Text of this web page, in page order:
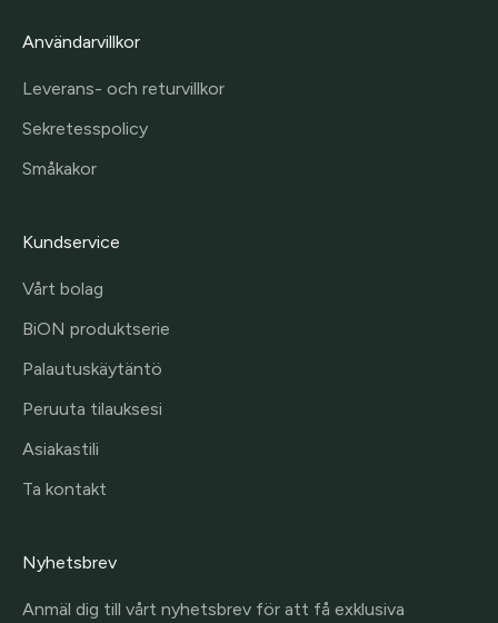
Användarvillkor
Leverans- och returvillkor
Sekretesspolicy
Småkakor
Kundservice
Vårt bolag
BiON produktserie
Palautuskäytäntö
Peruuta tilauksesi
Asiakastili
Ta kontakt
Nyhetsbrev
Anmäl dig till vårt nyhetsbrev för att få exklusiva